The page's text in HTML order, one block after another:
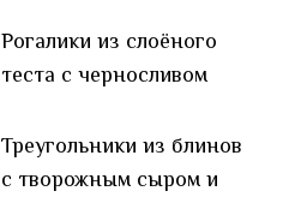
Рогалики из слоёного
теста с черносливом
Треугольники из блинов
с творожным сыром и